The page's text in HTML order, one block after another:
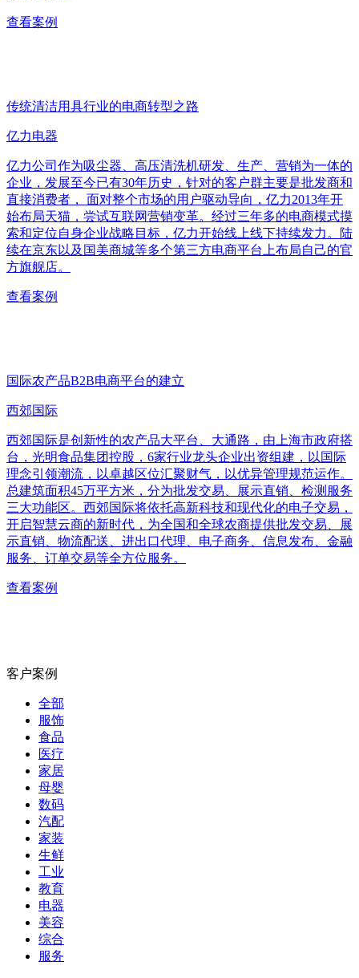
查看案例
传统清洁用具行业的电商转型之路
亿力电器
亿力公司作为吸尘器、高压清洗机研发、生产、营销为一体的
企业，发展至今已有30年历史，针对的客户群主要是批发商和
直接消费者， 面对整个市场的用户驱动导向，亿力2013年开
始布局天猫，尝试互联网营销变革。经过三年多的电商模式摸
索和定位自身企业战略目标，亿力开始线上线下持续发力。陆
续在京东以及国美商城等多个第三方电商平台上布局自己的官
方旗舰店。
查看案例
国际农产品B2B电商平台的建立
西郊国际
西郊国际是创新性的农产品大平台、大通路，由上海市政府搭
台，光明食品集团控股，6家行业龙头企业出资组建，以国际
理念引领潮流，以卓越区位汇聚财气，以优异管理规范运作。
总建筑面积45万平方米，分为批发交易、展示直销、检测服务
三大功能区。西郊国际将依托高新科技和现代化的电子交易，
开启智慧云商的新时代，为全国和全球农商提供批发交易、展
示直销、物流配送、进出口代理、电子商务、信息发布、金融
服务、订单交易等全方位服务。
查看案例
客户案例
全部
服饰
食品
医疗
家居
母婴
数码
汽配
家装
生鲜
工业
教育
电器
美容
综合
服务